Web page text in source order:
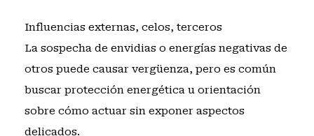
Influencias externas, celos, terceros
La sospecha de envidias o energías negativas de
otros puede causar vergüenza, pero es común
buscar protección energética u orientación
sobre cómo actuar sin exponer aspectos
delicados.